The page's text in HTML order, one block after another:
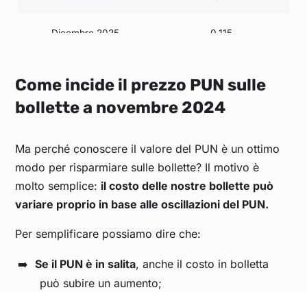
Dicembre 2025 0,115
Ottobre 2025 0,111
Settembre 2025 0,109
Agosto 2025 0,109
Luglio 2025
Giugno 2025 0,112
Come incide il prezzo PUN sulle
bollette a novembre 2024
Ma perché conoscere il valore del PUN è un ottimo
modo per risparmiare sulle bollette? Il motivo è
molto semplice: il costo delle nostre bollette può
variare proprio in base alle oscillazioni del PUN.
Per semplificare possiamo dire che:
Se il PUN è in salita, anche il costo in bolletta
può subire un aumento;